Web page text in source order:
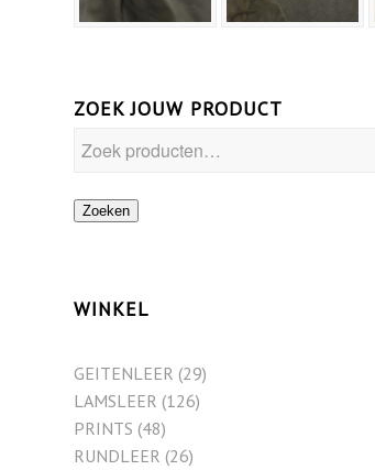
ZOEK JOUW PRODUCT
Zoeken
WINKEL
GEITENLEER (29)
LAMSLEER (126)
PRINTS (48)
RUNDLEER (26)